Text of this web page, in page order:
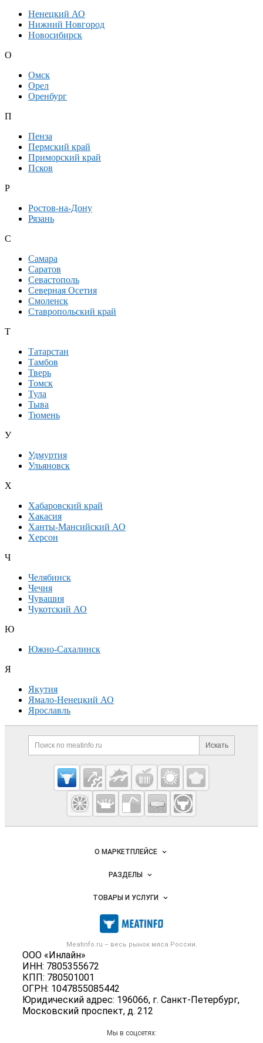
Ненецкий АО
Нижний Новгород
Новосибирск
О
Омск
Орел
Оренбург
П
Пенза
Пермский край
Приморский край
Псков
Р
Ростов-на-Дону
Рязань
С
Самара
Саратов
Севастополь
Северная Осетия
Смоленск
Ставропольский край
Т
Татарстан
Тамбов
Тверь
Томск
Тула
Тыва
Тюмень
У
Удмуртия
Ульяновск
Х
Хабаровский край
Хакасия
Ханты-Мансийский АО
Херсон
Ч
Челябинск
Чечня
Чувашия
Чукотский АО
Ю
Южно-Сахалинск
Я
Якутия
Ямало-Ненецкий АО
Ярославль
Дополнительная информация
Поиск по сайту и
Искать
Cсылки на полезные проекты
Meatinfo.ru —
мясо и
мясопродукты
Важные разделы и контакты
Meatinfo.ru – весь рынок мяса России.
ООО «Инлайн»
ИНН: 7805355672
КПП: 780501001
ОГРН: 1047855085442
Юридический адрес: 196066, г. Санкт-Петербург,
Московский проспект, д. 212
Навигация по сайтуО МАРКЕТПЛЕЙСЕ
Новости Meatinfo.ru
Размещение рекламы
Публичная оферта
Контактная информация
Политика обработки персональных данных
РАЗДЕЛЫ
Объявления
Новости рынка
Мониторинг
Вакансии
ТОВАРЫ И УСЛУГИ
Мясо, мясопродукты
Скот в живом весе
Колбасы, сосиски, деликатесы
Мясные полуфабрикаты
Мясные снеки
Яйца
Мы в соцсетях: